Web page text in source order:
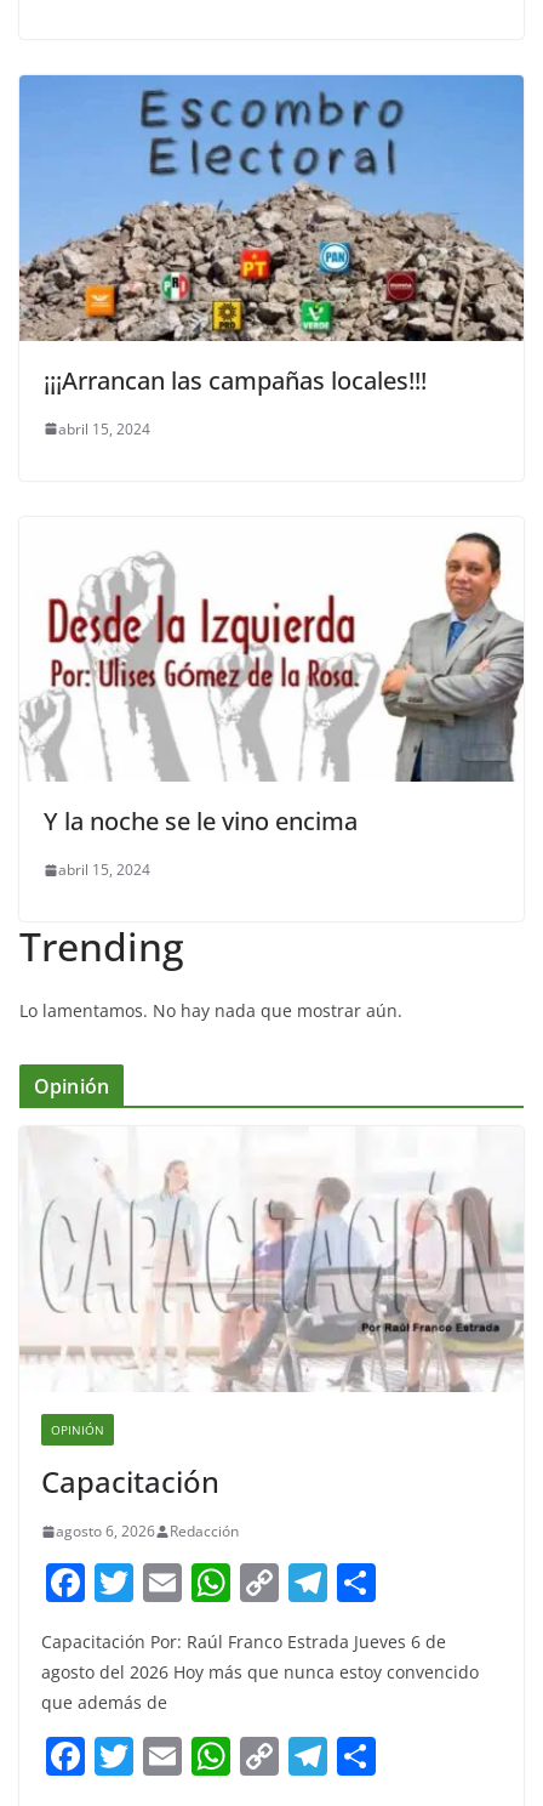
¡¡¡Arrancan las campañas locales!!!
abril 15, 2024
Y la noche se le vino encima
abril 15, 2024
Trending
Lo lamentamos. No hay nada que mostrar aún.
Opinión
OPINIÓN
Capacitación
agosto 6, 2026 Redacción
F
a
c
e
b
o
T
itt
er
E
m
ai
W
at
A
p
C
p
Li
n
T
el
e
a
m
ar
e
Capacitación Por: Raúl Franco Estrada Jueves 6 de
agosto del 2026 Hoy más que nunca estoy convencido
que además de
F T E W C T